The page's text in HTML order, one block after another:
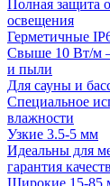
Полная защита
освещения
Герметичные
Свыше 10 Вт/м
и пыли
Для сауны и
Специальное
влажности
Узкие 3.5-5 мм
Идеальны для
гарантия
Широкие 15-85